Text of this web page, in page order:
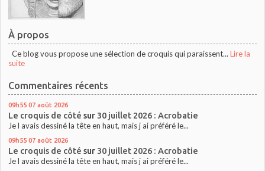
À propos
Ce blog vous propose une sélection de croquis qui paraissent... Lire la
suite
Commentaires récents
09h55 07 août 2026
Le croquis de côté sur 30 juillet 2026 : Acrobatie
Je l avais dessiné la tête en haut, mais j ai préféré le...
09h55 07 août 2026
Le croquis de côté sur 30 juillet 2026 : Acrobatie
Je l avais dessiné la tête en haut, mais j ai préféré le...